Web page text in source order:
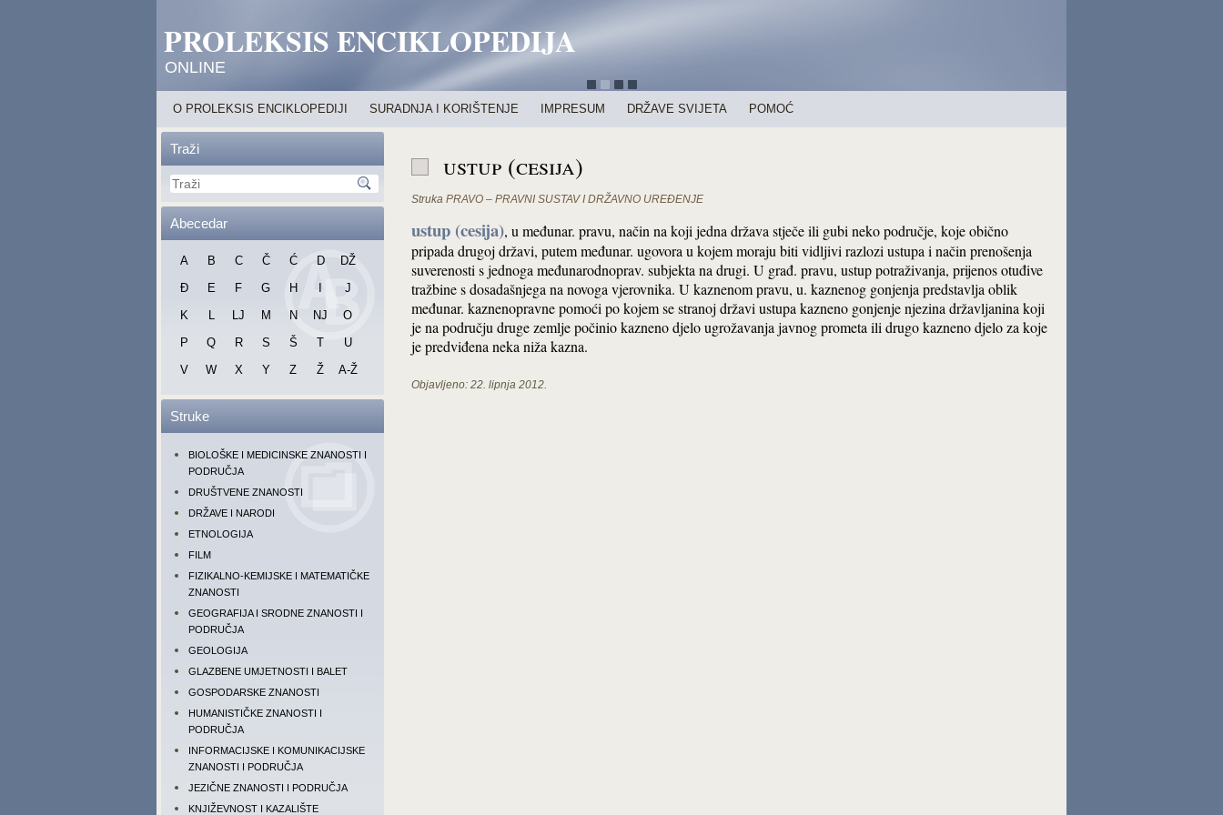
PROLEKSIS ENCIKLOPEDIJA
ONLINE
O PROLEKSIS ENCIKLOPEDIJI SURADNJA I KORIŠTENJE IMPRESUM DRŽAVE SVIJETA POMOĆ
Traži
Abecedar
A B C Č Ć D
DŽ
Đ
E F G H
J
K
L LJ M N NJ
O
P
Q R S Š T
U
V
W X Y Z Ž A-Ž
Struke
BIOLOŠKE I MEDICINSKE ZNANOSTI I
PODRUČJA
DRUŠTVENE ZNANOSTI
DRŽAVE I NARODI
ETNOLOGIJA
FILM
FIZIKALNO-KEMIJSKE I MATEMATIČKE
ZNANOSTI
GEOGRAFIJA I SRODNE ZNANOSTI I
PODRUČJA
GEOLOGIJA
GLAZBENE UMJETNOSTI I BALET
GOSPODARSKE ZNANOSTI
HUMANISTIČKE ZNANOSTI I
PODRUČJA
INFORMACIJSKE I KOMUNIKACIJSKE
ZNANOSTI I PODRUČJA
JEZIČNE ZNANOSTI I PODRUČJA
KNJIŽEVNOST I KAZALIŠTE
ustup (cesija)
Struka PRAVO – PRAVNI SUSTAV I DRŽAVNO UREĐENJE
ustup (cesija), u međunar. pravu, način na koji jedna država stječe ili gubi neko područje, koje obično
pripada drugoj državi, putem međunar. ugovora u kojem moraju biti vidljivi razlozi ustupa i način prenošenja
suverenosti s jednoga međunarodnoprav. subjekta na drugi. U građ. pravu, ustup potraživanja, prijenos otuđive
tražbine s dosadašnjega na novoga vjerovnika. U kaznenom pravu, u. kaznenog gonjenja predstavlja oblik
međunar. kaznenopravne pomoći po kojem se stranoj državi ustupa kazneno gonjenje njezina državljanina koji
je na području druge zemlje počinio kazneno djelo ugrožavanja javnog prometa ili drugo kazneno djelo za koje
je predviđena neka niža kazna.
Objavljeno: 22. lipnja 2012.